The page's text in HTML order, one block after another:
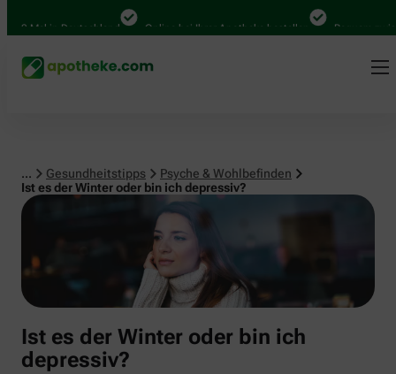
Mal in Deutschland Online bei Ihrer Apotheke bestellen Bequem
... Gesundheitstipps
Psyche & Wohlbefinden
Ist es der Winter oder bin ich depressiv?
Psyche & Wohlbefinden
Ist es der Winter oder bin ich
depressiv?